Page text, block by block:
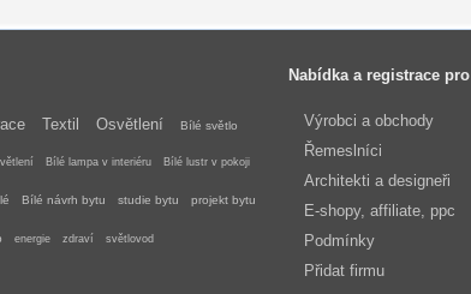
Textil Osvětlení Bílé světlo
Bílé lampa v interiéru Bílé lustr v pokoji
Bílé návrh bytu studie bytu projekt bytu
energie zdraví světlovod
Nabídka a registrace pro
Výrobci a obchody
Řemeslníci
Architekti a designeři
E-shopy, affiliate, ppc
Podmínky
Přidat firmu